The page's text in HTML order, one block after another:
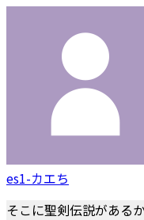
es1-カエち
そこに聖剣伝説があるか